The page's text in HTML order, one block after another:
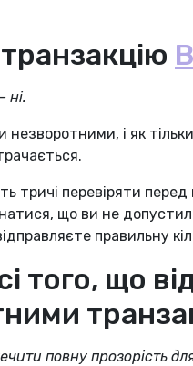
ні.
і як
тричі перевіряти
що ви не
правильну
того, що
повну прозорість